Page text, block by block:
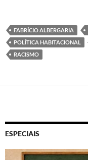
FABRÍCIO ALBERGARIA
POLÍTICA HABITACIONAL
RACISMO
ESPECIAIS